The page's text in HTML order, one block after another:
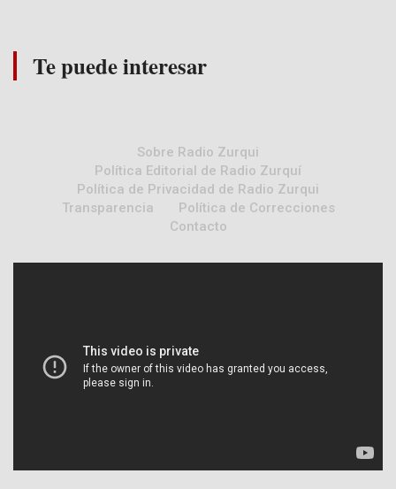
Te puede interesar
Sobre Radio Zurqui
Política Editorial de Radio Zurquí
Política de Privacidad de Radio Zurqui
Transparencia
Política de Correcciones
Contacto